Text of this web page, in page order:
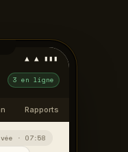
▲ ▲ ▮▮▮
3 en ligne
Rapports
· 07:58